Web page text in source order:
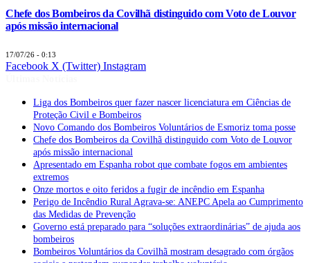
Chefe dos Bombeiros da Covilhã distinguido com Voto de Louvor
após missão internacional
17/07/26 - 0:13
Facebook X (Twitter) Instagram
Liga dos Bombeiros quer fazer nascer licenciatura em Ciências de
Proteção Civil e Bombeiros
Novo Comando dos Bombeiros Voluntários de Esmoriz toma posse
Chefe dos Bombeiros da Covilhã distinguido com Voto de Louvor
após missão internacional
Apresentado em Espanha robot que combate fogos em ambientes
extremos
Onze mortos e oito feridos a fugir de incêndio em Espanha
Perigo de Incêndio Rural Agrava-se: ANEPC Apela ao Cumprimento
das Medidas de Prevenção
Governo está preparado para “soluções extraordinárias” de ajuda aos
bombeiros
Bombeiros Voluntários da Covilhã mostram desagrado com órgãos